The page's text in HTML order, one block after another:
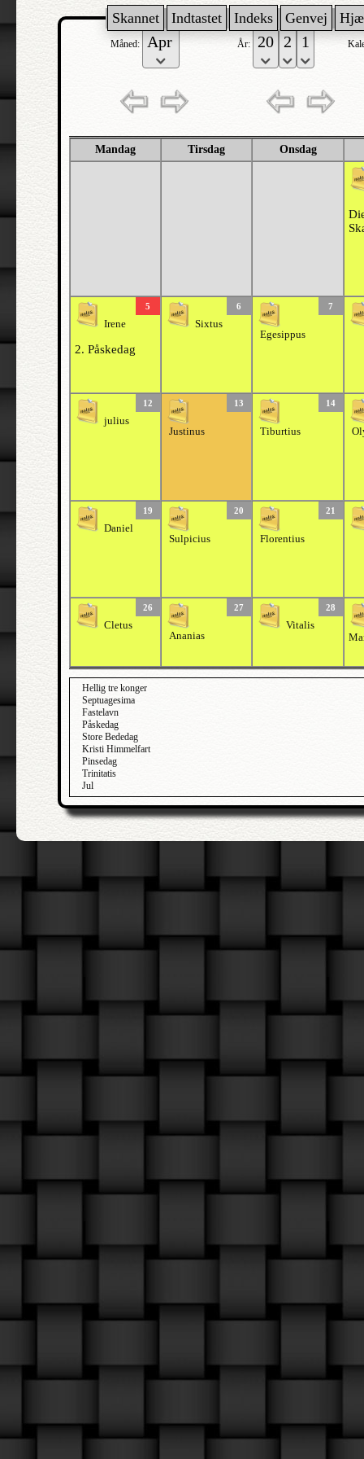
Skannet Indtastet Indeks Genvej
Måned: År:
Mandag Tirsdag Onsdag
5
Irene
2. Påskedag
6
Sixtus
7
Egesippus
12
julius
13
Justinus
14
Tiburtius
19
Daniel
20
Sulpicius
21
Florentius
26
Cletus
27
Ananias
28
Vitalis
Hellig tre konger
Septuagesima
Fastelavn
Påskedag
Store Bededag
Kristi Himmelfart
Pinsedag
Trinitatis
Jul